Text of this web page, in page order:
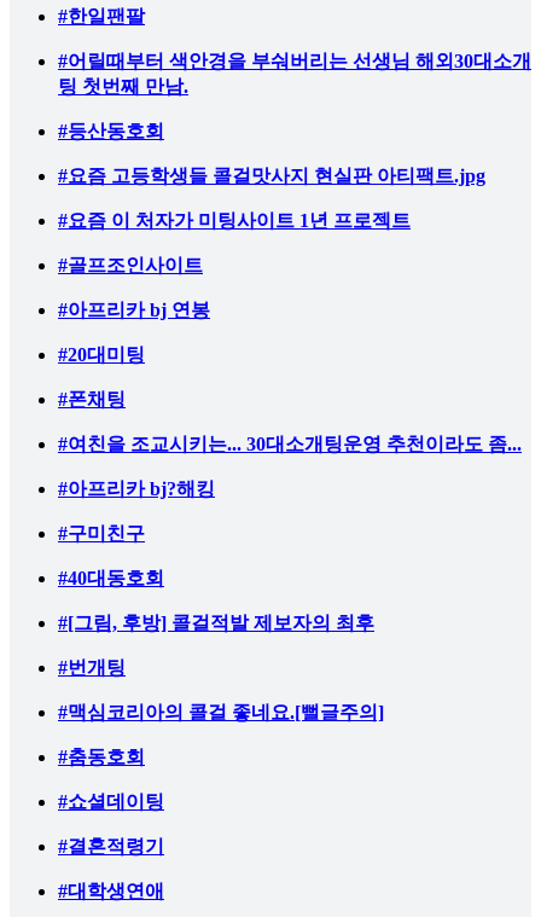
#한일팬팔
#어릴때부터 색안경을 부숴버리는 선생님 해외30대소개
팅 첫번째 만남.
#등산동호회
#요즘 고등학생들 콜걸맛사지 현실판 아티팩트.jpg
#요즘 이 처자가 미팅사이트 1년 프로젝트
#골프조인사이트
#아프리카 bj 연봉
#20대미팅
#폰채팅
#여친을 조교시키는... 30대소개팅운영 추천이라도 좀...
#아프리카 bj?해킹
#구미친구
#40대동호회
#[그림, 후방] 콜걸적발 제보자의 최후
#번개팅
#맥심코리아의 콜걸 좋네요.[뻘글주의]
#춤동호회
#쇼셜데이팅
#결혼적령기
#대학생연애